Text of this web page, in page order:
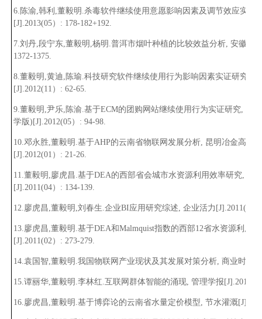
6.陈渝,韩利 ,董毅明.杀毒软件继续使用意愿影响因素及调节效应实证
[J].2013(05）: 178-182+192.
7.刘丹,段宁东,董毅明 ,杨明.普洱市烟叶种植的比较效益分析, 安徽农
1372-1375.
8.董毅明 ,黄迪 , 陈瑜.科技研究软件继续使用行为影响因素实证研究,
[J].2012(11）: 62-65.
9.董毅明 ,尹乐, 陈渝.基于ECM的团购网站继续使用行为实证研究, 华
学版)[J].2012(05）: 94-98.
10.邓永胜,董毅明.基于AHP的云南省物联网发展分析, 昆明冶金高等
[J].2012(01）: 21-26.
11.董毅明 ,廖虎昌.基于DEA的西部省会城市水资源利用效率研究, 水
[J].2011(04）: 134-139.
12.廖虎昌 ,董毅明 ,刘春生.企业BI应用研究综述, 企业活力[J].2011(03
13.廖虎昌 ,董毅明.基于DEA和Malmquist指数的西部12省水资源利用
[J].2011(02）: 273-279.
14.袁国智,董毅明.我国物联网产业现状及其发展对策分析, 商业时代
15.谭丽华,董毅明.李林红.互联网群体智能的涌现, 管理学报
16.廖虎昌 ,董毅明.基于博弈论的云南省水量定价模型, 节水灌溉